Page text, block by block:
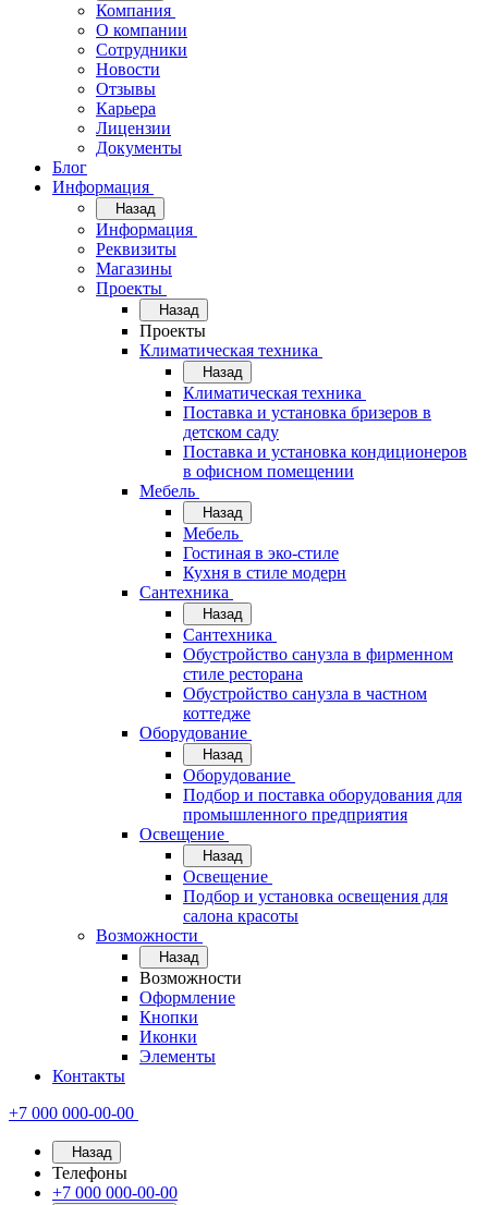
Компания
О компании
Сотрудники
Новости
Отзывы
Карьера
Лицензии
Документы
Блог
Информация
Назад
Информация
Реквизиты
Магазины
Проекты
Назад
Проекты
Климатическая техника
Назад
Климатическая техника
Поставка и установка бризеров в
детском саду
Поставка и установка кондиционеров
в офисном помещении
Мебель
Назад
Мебель
Гостиная в эко-стиле
Кухня в стиле модерн
Сантехника
Назад
Сантехника
Обустройство санузла в фирменном
стиле ресторана
Обустройство санузла в частном
коттедже
Оборудование
Назад
Оборудование
Подбор и поставка оборудования для
промышленного предприятия
Освещение
Назад
Освещение
Подбор и установка освещения для
салона красоты
Возможности
Назад
Возможности
Оформление
Кнопки
Иконки
Элементы
Контакты
+7 000 000-00-00
Назад
Телефоны
+7 000 000-00-00